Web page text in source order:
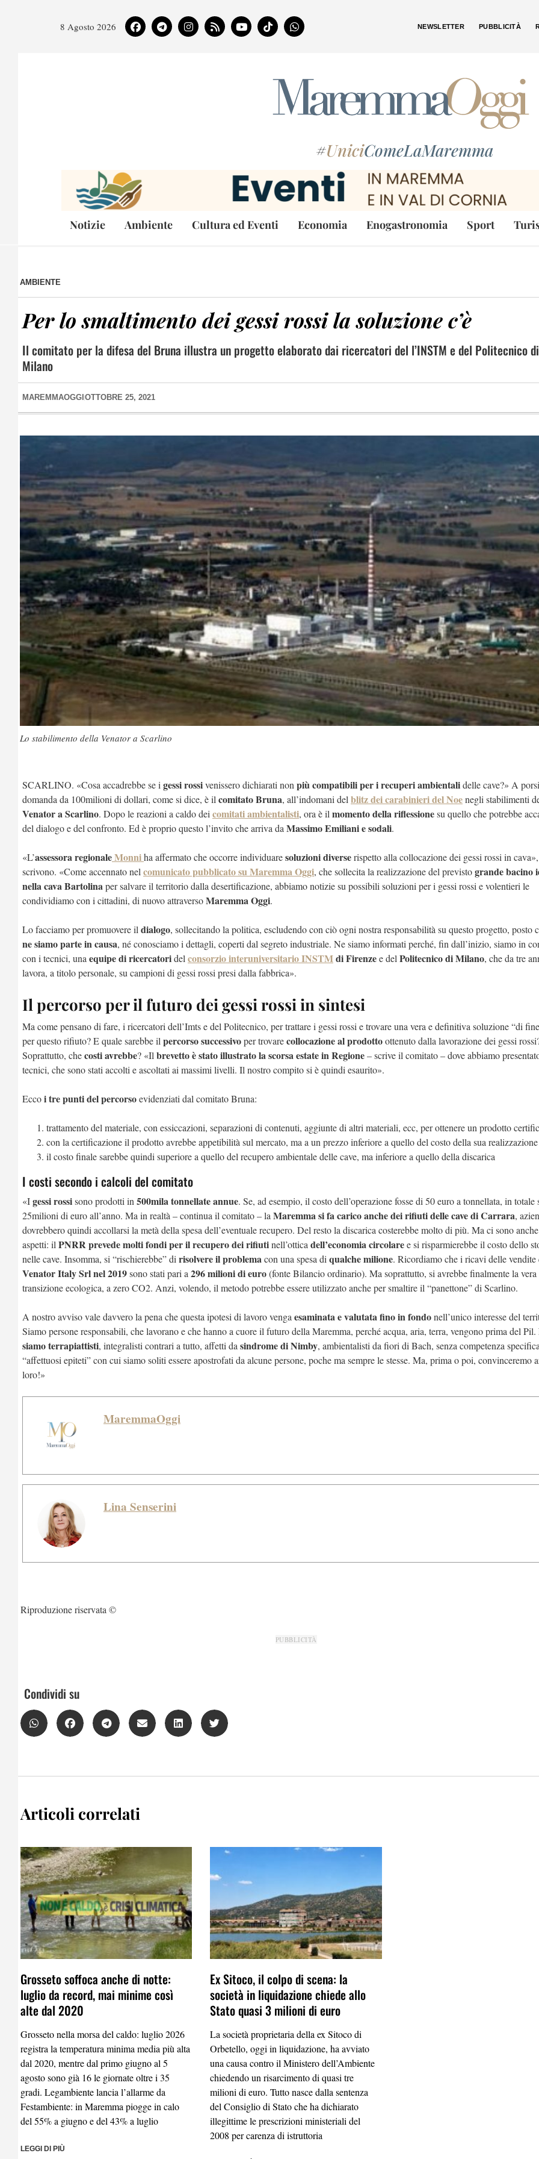
8 Agosto 2026 NEWSLETTER PUBBLICITÀ
#UniciComeLaMaremma
Notizie Ambiente Cultura ed Eventi Economia Enogastronomia Sport
AMBIENTE
Per lo smaltimento dei gessi rossi la soluzione c’è
Il comitato per la difesa del Bruna illustra un progetto elaborato dai ricercatori del l’INSTM e del Politecnico di
Milano
MAREMMAOGGI OTTOBRE 25, 2021
Lo stabilimento della Venator a Scarlino
SCARLINO. «Cosa accadrebbe se i gessi rossivenissero dichiarati non più compatibili per i recuperi ambientalidelle cave?» A
domanda da 100milioni di dollari, come si dice, è il comitato Bruna, all’indomani del blitz dei carabinieri del Noenegli stabilimenti
Venator a Scarlino. Dopo le reazioni a caldo dei comitati ambientalisti, ora è il momento della riflessionesu quello che potrebbe
del dialogo e del confronto. Ed è proprio questo l’invito che arriva da Massimo Emiliani e sodali.
«L’assessora regionaleMonniha affermato che occorre individuaresoluzioni diverserispetto alla collocazione dei gessi rossi in cava»,
scrivono. «Come accennato nel comunicato pubblicato su Maremma Oggi, che sollecita la realizzazione del previstogrande bacino
nella cava Bartolinaper salvare il territorio dalla desertificazione, abbiamo notizie su possibili soluzioni per i gessi rossi e volentieri le
condividiamo con i cittadini, di nuovo attraversoMaremma Oggi.
Lo facciamo per promuovere il dialogo, sollecitando la politica, escludendo con ciò ogni nostra responsabilità su questo progetto, posto
ne siamo parte in causa, né conosciamo i dettagli, coperti dal segreto industriale. Ne siamo informati perché, fin dall’inizio, siamo in
con i tecnici, una equipe di ricercatoridel consorzio interuniversitarioINSTMdi Firenzee del Politecnico di Milano, che da tre
lavora, a titolo personale, su campioni di gessi rossi presi dalla fabbrica».
Il percorso per il futuro dei gessi rossi in sintesi
Ma come pensano di fare, i ricercatori dell’Imts e del Politecnico, per trattare i gessi rossi e trovare una vera e definitiva soluzione “di
per questo rifiuto? E quale sarebbe il percorso successivoper trovarecollocazione al prodottoottenuto dalla lavorazione dei gessi
Soprattutto, checosti avrebbe? «Il brevetto è stato illustrato la scorsa estate in Regione– scrive il comitato – dove abbiamo
tecnici, che sono stati accolti e ascoltati ai massimi livelli. Il nostro compito si è quindi esaurito».
Eccoi tre punti del percorsoevidenziati dal comitato Bruna:
trattamento del materiale, con essiccazioni, separazioni di contenuti, aggiunte di altri materiali, ecc, per ottenere un prodotto
con la certificazione il prodotto avrebbe appetibilità sul mercato, ma a un prezzo inferiore a quello del costo della sua realizzazione
il costo finale sarebbe quindi superiore a quello del recupero ambientale delle cave, ma inferiore a quello della discarica
I costi secondo i calcoli del comitato
«Igessi rossisono prodotti in 500mila tonnellate annue. Se, ad esempio, il costo dell’operazione fosse di 50 euro a tonnellata, in totale
25milioni di euro all’anno. Ma in realtà – continua il comitato – la Maremma si fa carico anche dei rifiuti delle cave di Carrara,
dovrebbero quindi accollarsi la metà della spesa dell’eventuale recupero. Del resto la discarica costerebbe molto di più. Ma ci sono
aspetti: il PNRR prevede molti fondi per il recupero dei rifiutinell’ottica dell’economia circolaree si risparmierebbe il costo dello
nelle cave. Insomma, si “rischierebbe” di risolvere il problemacon una spesa di qualche milione. Ricordiamo che i ricavi delle vendite
Venator Italy Srl nel 2019sono stati pari a 296 milionidi euro(fonte Bilancio ordinario). Ma soprattutto, si avrebbe finalmente la vera
transizione ecologica, a zero CO2. Anzi, volendo, il metodo potrebbe essere utilizzato anche per smaltire il “panettone” di Scarlino.
A nostro avviso vale davvero la pena che questa ipotesi di lavoro venga esaminata e valutata fino in fondonell’unico interesse del
Siamo persone responsabili, che lavorano e che hanno a cuore il futuro della Maremma, perché acqua, aria, terra, vengono prima del Pil.
siamo terrapiattisti, integralisti contrari a tutto, affetti da sindrome di Nimby, ambientalisti da fiori di Bach, senza competenza
“affettuosi epiteti” con cui siamo soliti essere apostrofati da alcune persone, poche ma sempre le stesse. Ma, prima o poi, convinceremo
loro!»
MaremmaOggi
Lina Senserini
Riproduzione riservata ©
PUBBLICITÀ
Condividi su
Articoli correlati
Grosseto soffoca anche di notte:
luglio da record, mai minime così
alte dal 2020
Grosseto nella morsa del caldo: luglio 2026
registra la temperatura minima media più alta
dal 2020, mentre dal primo giugno al 5
agosto sono già 16 le giornate oltre i 35
gradi. Legambiente lancia l’allarme da
Festambiente: in Maremma piogge in calo
del 55% a giugno e del 43% a luglio
LEGGI DI PIÙ
Ex Sitoco, il colpo di scena: la
società in liquidazione chiede allo
Stato quasi 3 milioni di euro
La società proprietaria della ex Sitoco di
Orbetello, oggi in liquidazione, ha avviato
una causa contro il Ministero dell’Ambiente
chiedendo un risarcimento di quasi tre
milioni di euro. Tutto nasce dalla sentenza
del Consiglio di Stato che ha dichiarato
illegittime le prescrizioni ministeriali del
2008 per carenza di istruttoria